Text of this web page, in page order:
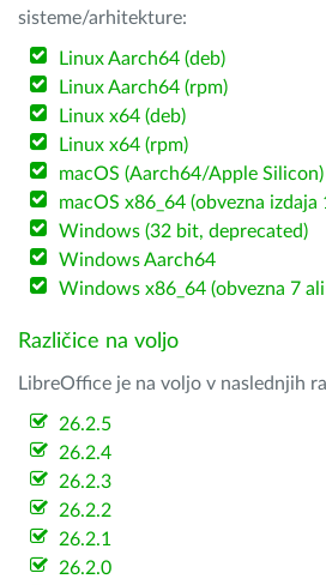
sisteme/arhitekture:
Linux Aarch64 (deb)
Linux Aarch64 (rpm)
Linux x64 (deb)
Linux x64 (rpm)
macOS (Aarch64/Apple Silicon)
macOS x86_64 (obvezna izdaja
Windows (32 bit, deprecated)
Windows Aarch64
Windows x86_64 (obvezna 7
Različice na voljo
LibreOffice je na voljo v naslednjih
26.2.5
26.2.4
26.2.3
26.2.2
26.2.1
26.2.0